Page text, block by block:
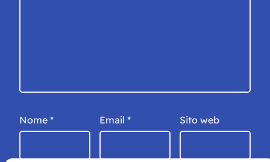
Nome * Email * Sito web